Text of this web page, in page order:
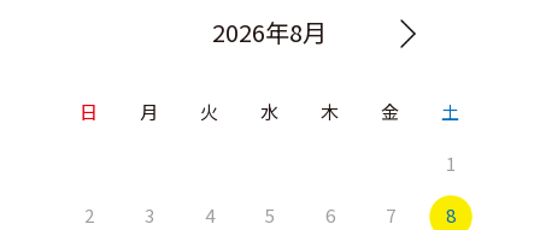
2026年8月
日 月 火 水 木 金 土
1
2 3 4 5 6 7 8